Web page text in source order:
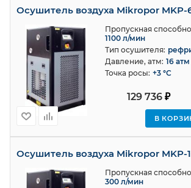
Осушитель воздуха Mikropor MKP-
129 736₽
В
Пропускная
1100 л/мин
Тип осушителя:
Давление, атм: 16 атм
Точка росы: +3 °С
Осушитель воздуха Mikropor MKP-
Пропускная
300 л/мин